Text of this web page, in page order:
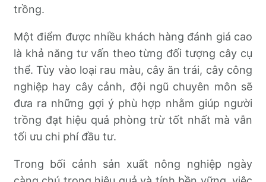
trồng.
Một điểm được nhiều khách hàng đánh giá cao
là khả năng tư vấn theo từng đối tượng cây cụ
thể. Tùy vào loại rau màu, cây ăn trái, cây công
nghiệp hay cây cảnh, đội ngũ chuyên môn sẽ
đưa ra những gợi ý phù hợp nhằm giúp người
trồng đạt hiệu quả phòng trừ tốt nhất mà vẫn
tối ưu chi phí đầu tư.
Trong bối cảnh sản xuất nông nghiệp ngày